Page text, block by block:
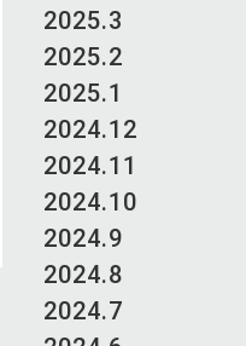
2025.3
2025.2
2025.1
2024.12
2024.11
2024.10
2024.9
2024.8
2024.7